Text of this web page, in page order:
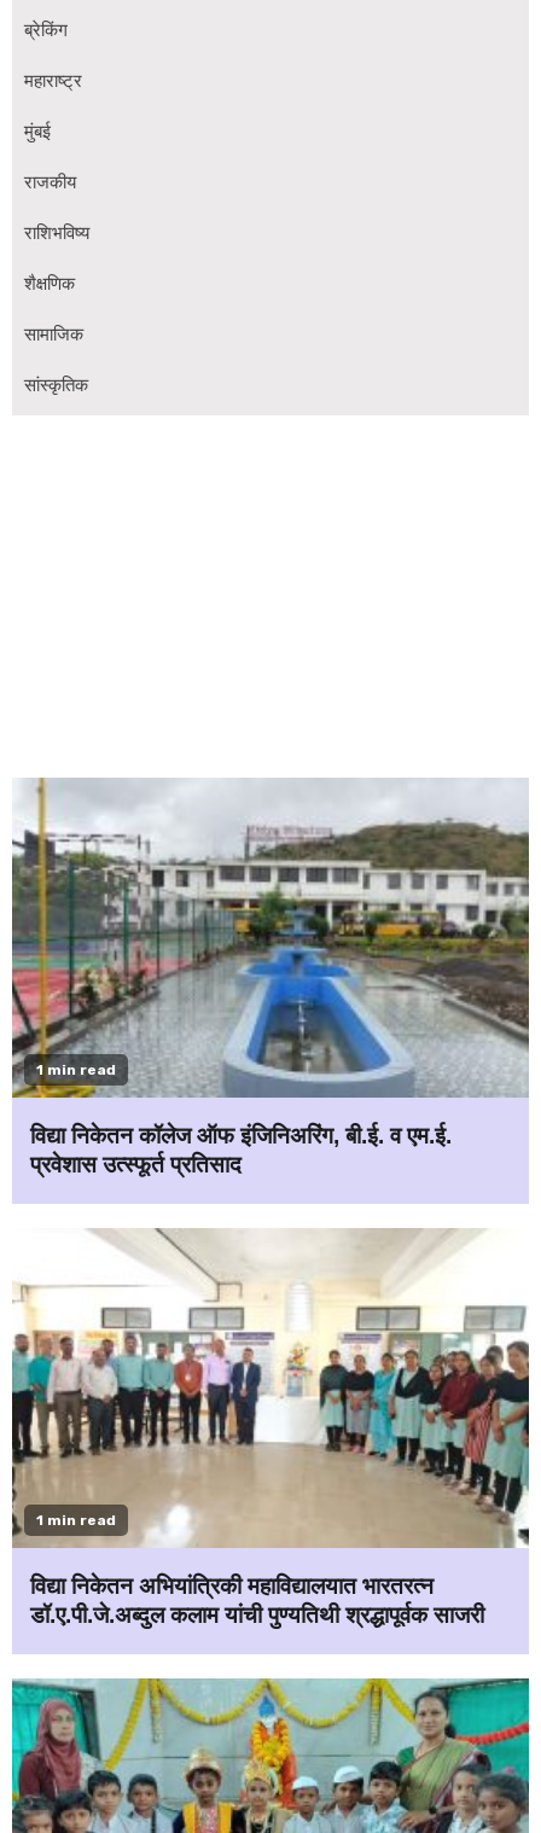
ब्रेकिंग
महाराष्ट्र
मुंबई
राजकीय
राशिभविष्य
शैक्षणिक
सामाजिक
सांस्कृतिक
1 min read
विद्या निकेतन कॉलेज ऑफ इंजिनिअरिंग, बी.ई. व एम.ई.
प्रवेशास उत्स्फूर्त प्रतिसाद
1 min read
विद्या निकेतन अभियांत्रिकी महाविद्यालयात भारतरत्न
डॉ.ए.पी.जे.अब्दुल कलाम यांची पुण्यतिथी श्रद्धापूर्वक साजरी